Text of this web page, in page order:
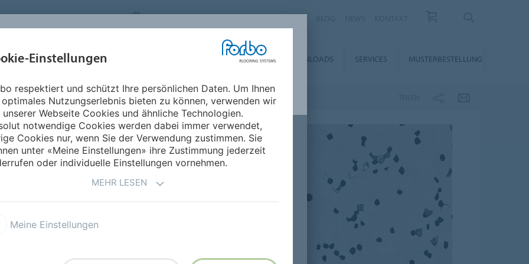
FLOORING SYSTEMS GERMANY
EINSATZBEREICHE NACHHALTIGKEIT DOWNLOADS SERVICES MUSTERBESTELLUNG
EC Sphera EC
und hat einen
Dieser Bodenbelag eignet
sowie in Labore,
Einstellungen
respektiert und schützt Ihre persönlichen Daten. Um Ihnen
Nutzungserlebnis bieten zu können, verwenden wir
unserer Webseite Cookies und ähnliche Technologien.
notwendige Cookies werden dabei immer verwendet,
Cookies nur, wenn Sie der Verwendung zustimmen. Sie
unter «Meine Einstellungen» ihre Zustimmung jederzeit
oder individuelle Einstellungen vornehmen.
MEHR LESEN
Meine Einstellungen